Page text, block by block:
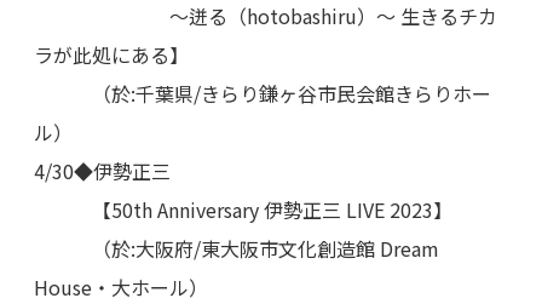
〜迸る（hotobashiru）〜 生きるチカ
ラが此処にある】
（於:千葉県/きらり鎌ヶ谷市民会館きらりホー
ル）
4/30◆伊勢正三
【50th Anniversary 伊勢正三 LIVE 2023】
（於:大阪府/東大阪市文化創造館 Dream
House・大ホール）